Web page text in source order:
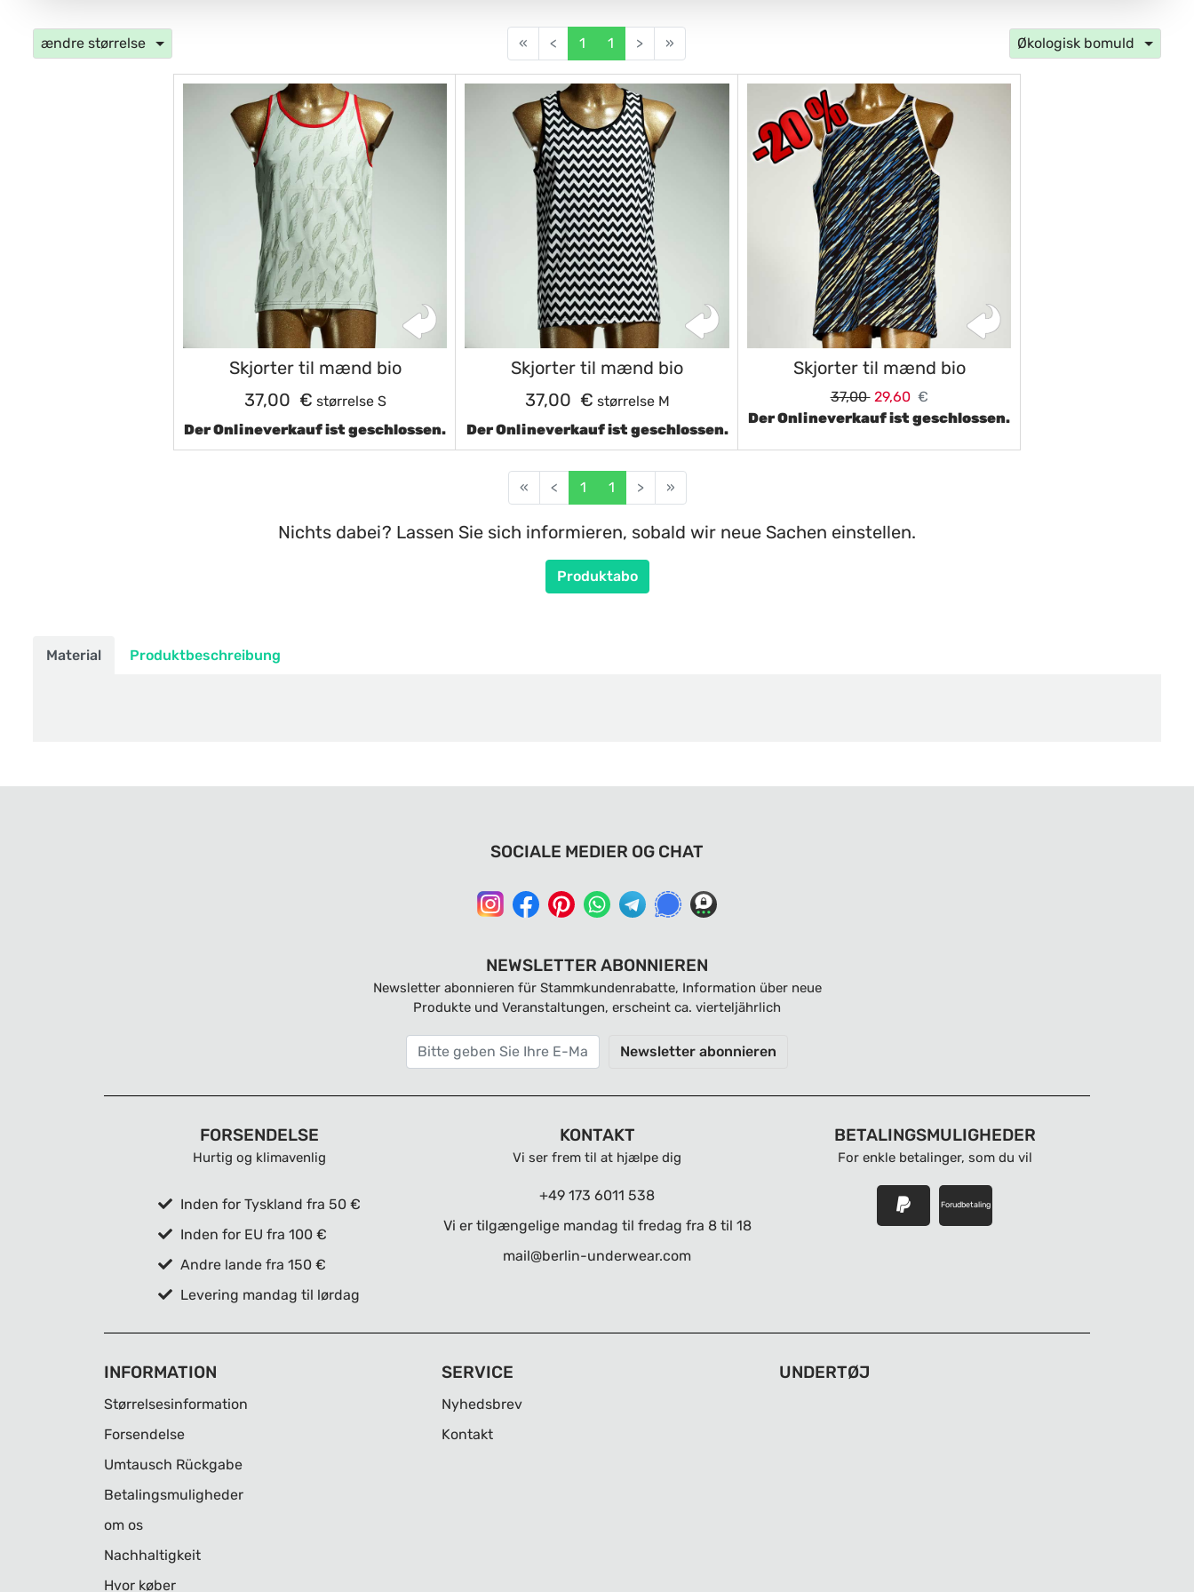
ændre størrelse « < 1 1 > » Økologisk bomuld
Skjorter til mænd bio
37,00 € størrelse S
Der Onlineverkauf ist geschlossen.
Skjorter til mænd bio
37,00 € størrelse M
Der Onlineverkauf ist geschlossen.
Skjorter til mænd bio
37,00 29,60 €
Der Onlineverkauf ist geschlossen.
« < 1 1 > »
Nichts dabei? Lassen Sie sich informieren, sobald wir neue Sachen einstellen.
Produktabo
Material Produktbeschreibung
SOCIALE MEDIER OG CHAT
NEWSLETTER ABONNIEREN
Newsletter abonnieren für Stammkundenrabatte, Information über neue
Produkte und Veranstaltungen, erscheint ca. vierteljährlich
Newsletter abonnieren
FORSENDELSE
Hurtig og klimavenlig
Inden for Tyskland fra 50 €
Inden for EU fra 100 €
Andre lande fra 150 €
Levering mandag til lørdag
KONTAKT
Vi ser frem til at hjælpe dig
+49 173 6011 538
Vi er tilgængelige mandag til fredag ​​fra 8 til 18
mail@berlin-underwear.com
BETALINGSMULIGHEDER
For enkle betalinger, som du vil
Forudbetaling
INFORMATION
Størrelsesinformation
Forsendelse
Umtausch Rückgabe
Betalingsmuligheder
om os
Nachhaltigkeit
Hvor køber
SERVICE
Nyhedsbrev
Kontakt
UNDERTØJ